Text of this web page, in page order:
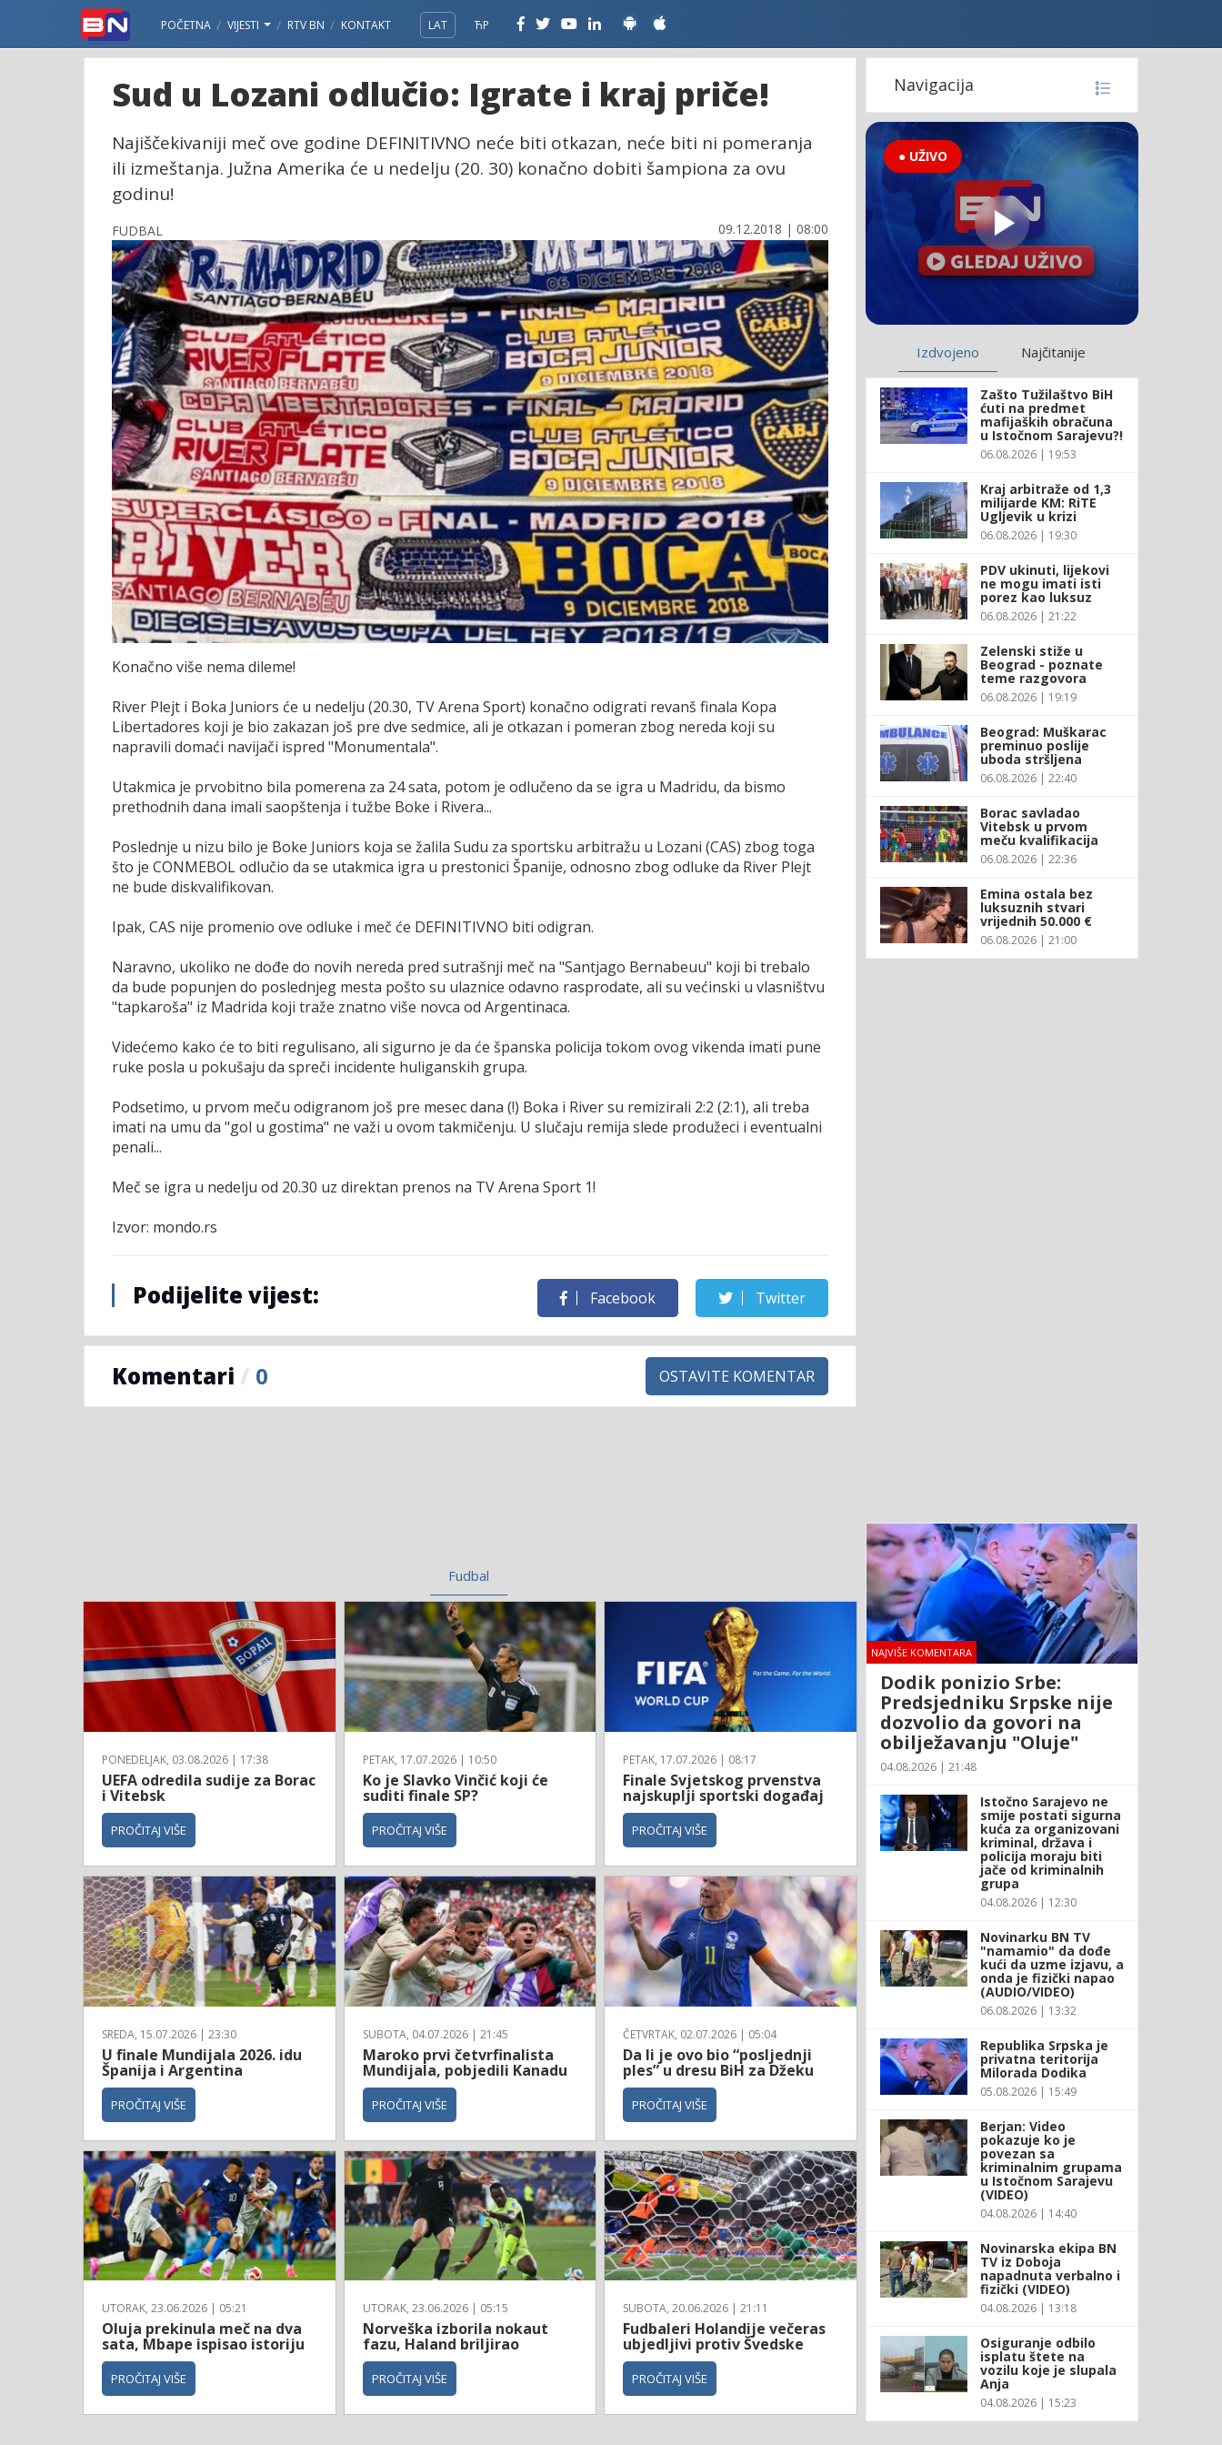
POČETNA VIJESTI RTV BN KONTAKT LAT ЋР
Sud u Lozani odlučio: Igrate i kraj priče!
Najiščekivaniji meč ove godine DEFINITIVNO neće biti otkazan, neće biti ni pomeranja
ili izmeštanja. Južna Amerika će u nedelju (20. 30) konačno dobiti šampiona za ovu
godinu!
FUDBAL 09.12.2018 | 08:00
Konačno više nema dileme!
River Plejt i Boka Juniors će u nedelju (20.30, TV Arena Sport) konačno odigrati revanš finala Kopa
Libertadores koji je bio zakazan još pre dve sedmice, ali je otkazan i pomeran zbog nereda koji su
napravili domaći navijači ispred "Monumentala".
Utakmica je prvobitno bila pomerena za 24 sata, potom je odlučeno da se igra u Madridu, da bismo
prethodnih dana imali saopštenja i tužbe Boke i Rivera...
Poslednje u nizu bilo je Boke Juniors koja se žalila Sudu za sportsku arbitražu u Lozani (CAS) zbog toga
što je CONMEBOL odlučio da se utakmica igra u prestonici Španije, odnosno zbog odluke da River Plejt
ne bude diskvalifikovan.
Ipak, CAS nije promenio ove odluke i meč će DEFINITIVNO biti odigran.
Naravno, ukoliko ne dođe do novih nereda pred sutrašnji meč na "Santjago Bernabeuu" koji bi trebalo
da bude popunjen do poslednjeg mesta pošto su ulaznice odavno rasprodate, ali su većinski u vlasništvu
"tapkaroša" iz Madrida koji traže znatno više novca od Argentinaca.
Videćemo kako će to biti regulisano, ali sigurno je da će španska policija tokom ovog vikenda imati pune
ruke posla u pokušaju da spreči incidente huliganskih grupa.
Podsetimo, u prvom meču odigranom još pre mesec dana (!) Boka i River su remizirali 2:2 (2:1), ali treba
imati na umu da "gol u gostima" ne važi u ovom takmičenju. U slučaju remija slede produžeci i eventualni
penali...
Meč se igra u nedelju od 20.30 uz direktan prenos na TV Arena Sport 1!
Izvor: mondo.rs
Podijelite vijest: Facebook Twitter
Komentari / 0 OSTAVITE KOMENTAR
Fudbal
PONEDELJAK, 03.08.2026 | 17:38
UEFA odredila sudije za Borac
i Vitebsk
PROČITAJ VIŠE
PETAK, 17.07.2026 | 10:50
Ko je Slavko Vinčić koji će
suditi finale SP?
PROČITAJ VIŠE
PETAK, 17.07.2026 | 08:17
Finale Svjetskog prvenstva
najskuplji sportski događaj
PROČITAJ VIŠE
SREDA, 15.07.2026 | 23:30
U finale Mundijala 2026. idu
Španija i Argentina
PROČITAJ VIŠE
SUBOTA, 04.07.2026 | 21:45
Maroko prvi četvrfinalista
Mundijala, pobjedili Kanadu
PROČITAJ VIŠE
ČETVRTAK, 02.07.2026 | 05:04
Da li je ovo bio “posljednji
ples” u dresu BiH za Džeku
PROČITAJ VIŠE
UTORAK, 23.06.2026 | 05:21
Oluja prekinula meč na dva
sata, Mbape ispisao istoriju
PROČITAJ VIŠE
UTORAK, 23.06.2026 | 05:15
Norveška izborila nokaut
fazu, Haland briljirao
PROČITAJ VIŠE
SUBOTA, 20.06.2026 | 21:11
Fudbaleri Holandije večeras
ubjedljivi protiv Švedske
PROČITAJ VIŠE
Navigacija
● UŽIVO
Izdvojeno Najčitanije
Zašto Tužilaštvo BiH
ćuti na predmet
mafijaških obračuna
u Istočnom Sarajevu?!
06.08.2026 | 19:53
Kraj arbitraže od 1,3
milijarde KM: RiTE
Ugljevik u krizi
06.08.2026 | 19:30
PDV ukinuti, lijekovi
ne mogu imati isti
porez kao luksuz
06.08.2026 | 21:22
Zelenski stiže u
Beograd - poznate
teme razgovora
06.08.2026 | 19:19
Beograd: Muškarac
preminuo poslije
uboda stršljena
06.08.2026 | 22:40
Borac savladao
Vitebsk u prvom
meču kvalifikacija
06.08.2026 | 22:36
Emina ostala bez
luksuznih stvari
vrijednih 50.000 €
06.08.2026 | 21:00
NAJVIŠE KOMENTARA
Dodik ponizio Srbe:
Predsjedniku Srpske nije
dozvolio da govori na
obilježavanju "Oluje"
04.08.2026 | 21:48
Istočno Sarajevo ne
smije postati sigurna
kuća za organizovani
kriminal, država i
policija moraju biti
jače od kriminalnih
grupa
04.08.2026 | 12:30
Novinarku BN TV
"namamio" da dođe
kući da uzme izjavu, a
onda je fizički napao
(AUDIO/VIDEO)
06.08.2026 | 13:32
Republika Srpska je
privatna teritorija
Milorada Dodika
05.08.2026 | 15:49
Berjan: Video
pokazuje ko je
povezan sa
kriminalnim grupama
u Istočnom Sarajevu
(VIDEO)
04.08.2026 | 14:40
Novinarska ekipa BN
TV iz Doboja
napadnuta verbalno i
fizički (VIDEO)
04.08.2026 | 13:18
Osiguranje odbilo
isplatu štete na
vozilu koje je slupala
Anja
04.08.2026 | 15:23